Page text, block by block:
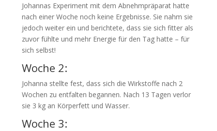
Johannas Experiment mit dem Abnehmpräparat hatte
nach einer Woche noch keine Ergebnisse. Sie nahm sie
jedoch weiter ein und berichtete, dass sie sich fitter als
zuvor fühlte und mehr Energie für den Tag hatte – für
sich selbst!
Woche 2:
Johanna stellte fest, dass sich die Wirkstoffe nach 2
Wochen zu entfalten begannen. Nach 13 Tagen verlor
sie 3 kg an Körperfett und Wasser.
Woche 3: